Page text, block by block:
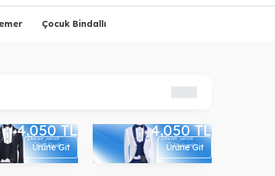
Çocuk Bindallı
4.050TL
Ürüne Git
4.050TL
Ürüne Git